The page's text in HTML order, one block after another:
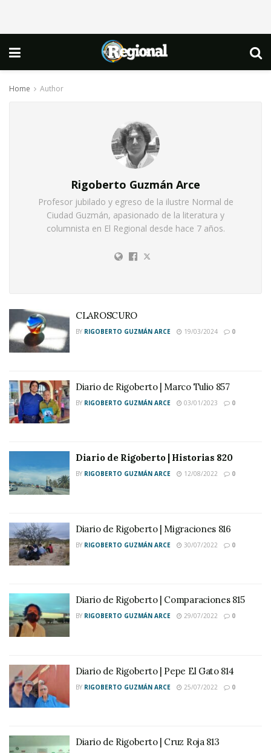
Home Author
Rigoberto Guzmán Arce
Profesor jubilado y egreso de la ilustre Normal de
Ciudad Guzmán, apasionado de la literatura y
columnista en El Regional desde hace 7 años.
CLAROSCURO
BY RIGOBERTO GUZMÁN ARCE 19/03/2024 0
Diario de Rigoberto | Marco Tulio 857
BY RIGOBERTO GUZMÁN ARCE 03/01/2023 0
Diario de Rigoberto | Historias 820
BY RIGOBERTO GUZMÁN ARCE 12/08/2022 0
Diario de Rigoberto | Migraciones 816
BY RIGOBERTO GUZMÁN ARCE 30/07/2022 0
Diario de Rigoberto | Comparaciones 815
BY RIGOBERTO GUZMÁN ARCE 29/07/2022 0
Diario de Rigoberto | Pepe El Gato 814
BY RIGOBERTO GUZMÁN ARCE 25/07/2022 0
Diario de Rigoberto | Cruz Roja 813